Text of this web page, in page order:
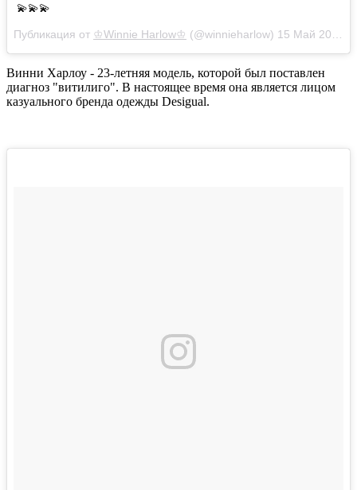
💫💫💫
Публикация от ♔Winnie Harlow♔ (@winnieharlow) 15 Май 2018 в 1:58 PDT
Винни Харлоу - 23-летняя модель, которой был поставлен
диагноз "витилиго". В настоящее время она является лицом
казуального бренда одежды Desigual.